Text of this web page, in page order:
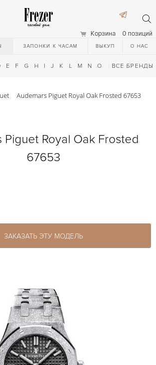
Корзина 0 позиций
ЗАПОНКИ К ЧАСАМ ВЫКУП О НАС
E F G H I J K L M N O Q R S T
ВСЕ БРЕНДЫ
Audemars Piguet Royal Oak Frosted 67653
Piguet Royal Oak Frosted
67653
ЗАКАЗАТЬ ЭТУ МОДЕЛЬ